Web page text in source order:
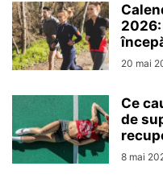
20 mai
Ce
de
8 mai